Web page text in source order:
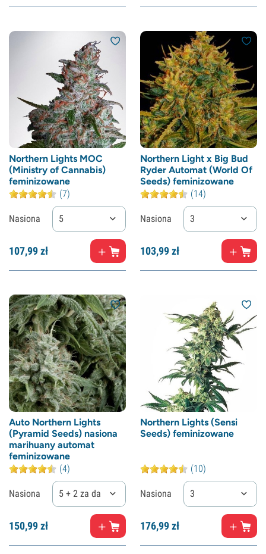
Northern Lights MOC
(Ministry of Cannabis)
feminizowane
(7)
Nasiona 5
107,99zł
Northern Light x Big Bud
Ryder Automat (World Of
Seeds) feminizowane
(14)
Nasiona 3
103,99zł
Auto Northern Lights
(Pyramid Seeds) nasiona
marihuany automat
feminizowane
(4)
Nasiona 5 + 2 za darmo
150,99zł
Northern Lights (Sensi
Seeds) feminizowane
(10)
Nasiona 3
176,99zł